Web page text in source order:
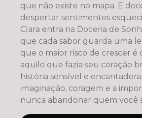
que não existe no mapa. E
despertar sentimentos
Clara entra na Doceria de
que cada sabor guarda uma
que o maior risco de crescer é
aquilo que fazia seu coração
história sensível e
imaginação, coragem e a
nunca abandonar quem você